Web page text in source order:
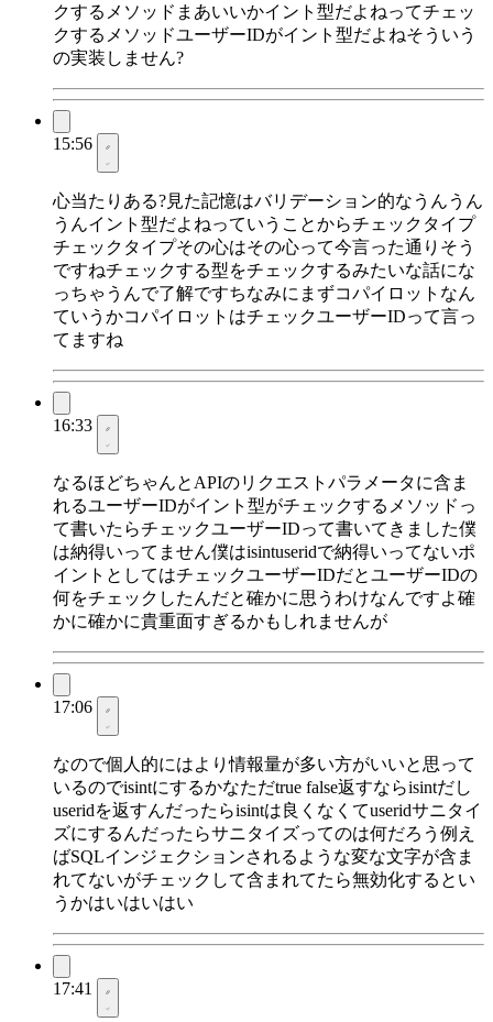
クするメソッドまあいいかイント型だよねってチェッ
クするメソッドユーザーIDがイント型だよねそういう
の実装しません?
15:56
心当たりある?見た記憶はバリデーション的なうんうん
うんイント型だよねっていうことからチェックタイプ
チェックタイプその心はその心って今言った通りそう
ですねチェックする型をチェックするみたいな話にな
っちゃうんで了解ですちなみにまずコパイロットなん
ていうかコパイロットはチェックユーザーIDって言っ
てますね
16:33
なるほどちゃんとAPIのリクエストパラメータに含ま
れるユーザーIDがイント型がチェックするメソッドっ
て書いたらチェックユーザーIDって書いてきました僕
は納得いってません僕はisintuseridで納得いってないポ
イントとしてはチェックユーザーIDだとユーザーIDの
何をチェックしたんだと確かに思うわけなんですよ確
かに確かに貴重面すぎるかもしれませんが
17:06
なので個人的にはより情報量が多い方がいいと思って
いるのでisintにするかなただtrue false返すならisintだし
useridを返すんだったらisintは良くなくてuseridサニタイ
ズにするんだったらサニタイズってのは何だろう例え
ばSQLインジェクションされるような変な文字が含ま
れてないがチェックして含まれてたら無効化するとい
うかはいはいはい
17:41